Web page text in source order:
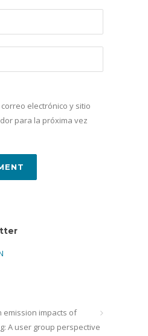
electrónico y sitio
para la próxima vez
emission impacts of
A user group perspective